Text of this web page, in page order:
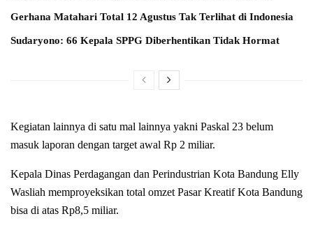
Gerhana Matahari Total 12 Agustus Tak Terlihat di Indonesia
Sudaryono: 66 Kepala SPPG Diberhentikan Tidak Hormat
Kegiatan lainnya di satu mal lainnya yakni Paskal 23 belum
masuk laporan dengan target awal Rp 2 miliar.
Kepala Dinas Perdagangan dan Perindustrian Kota Bandung Elly
Wasliah memproyeksikan total omzet Pasar Kreatif Kota Bandung
bisa di atas Rp8,5 miliar.